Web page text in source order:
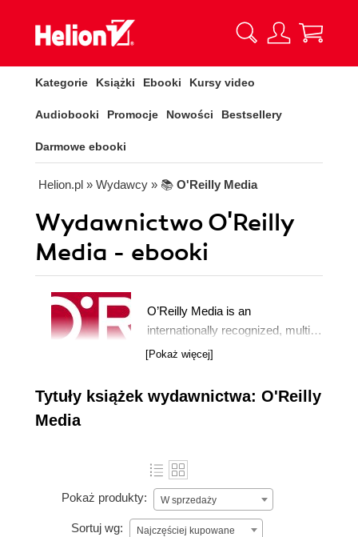
Kategorie Książki Ebooki Kursy video
Audiobooki Promocje Nowości Bestsellery
Darmowe ebooki
Helion.pl » Wydawcy » 📚 O'Reilly Media
Wydawnictwo O'Reilly
Media - ebooki
O’Reilly Media is an
internationally recognized, multi-
faceted media company that has
Internet revolution. Through its books, events, online
training courses, webcasts, and evangelism, O’Reilly
has educated a generation of technologists and
direction of the industry. The company has played an
enormous role in the evolution and adoption of the
World Wide Web, open source software, big data, and
the Maker movement.
[Pokaż więcej]
Tytuły książek wydawnictwa: O'Reilly
Media
Pokaż produkty: W sprzedaży
Sortuj wg: Najczęściej kupowane